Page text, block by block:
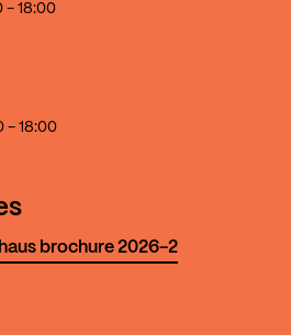
- 18:00
- 18:00
brochure 2026-2